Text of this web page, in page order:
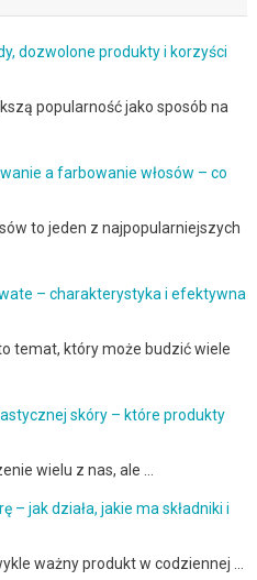
dozwolone produkty i korzyści
popularność jako sposób na
a farbowanie włosów – co
to jeden z najpopularniejszych
– charakterystyka i efektywna
temat, który może budzić wiele
skóry – które produkty
wielu z nas, ale …
– jak działa, jakie ma składniki i
ważny produkt w codziennej …